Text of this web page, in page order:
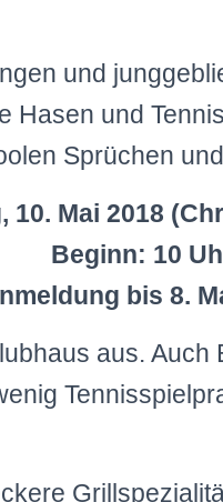
und
Hasen und
Sprüchen
10. Mai 2018
Beginn: 10
bis 8.
aus.